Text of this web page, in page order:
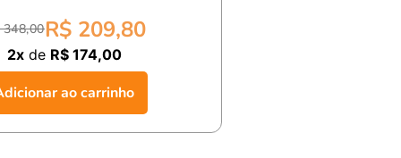
348,00R$ 209,80
2xde R$ 174,00
ao carrinho